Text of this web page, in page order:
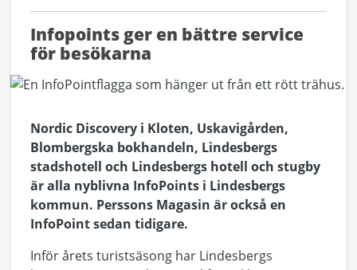
Infopoints ger en bättre service
för besökarna
Nordic Discovery i Kloten, Uskavigården,
Blombergska bokhandeln, Lindesbergs
stadshotell och Lindesbergs hotell och stugby
är alla nyblivna InfoPoints i Lindesbergs
kommun. Perssons Magasin är också en
InfoPoint sedan tidigare.
Inför årets turistsäsong har Lindesbergs